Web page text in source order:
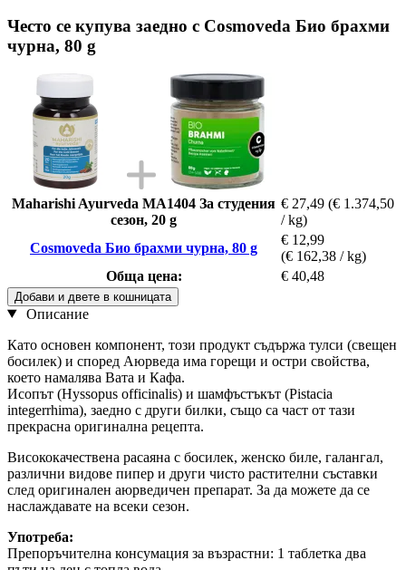
Често се купува заедно с Cosmoveda Био брахми
чурна, 80 g
Maharishi Ayurveda MA1404 За студения
сезон, 20 g
€ 27,49 (€ 1.374,50
/ kg)
Cosmoveda Био брахми чурна, 80 g
€ 12,99
(€ 162,38 / kg)
Обща цена:
€ 40,48
Добави и двете в кошницата
Описание
Като основен компонент, този продукт съдържа тулси (свещен
босилек) и според Аюрведа има горещи и остри свойства,
което намалява Вата и Кафа.
Исопът (Hyssopus officinalis) и шамфъстъкът (Pistacia
integerrhima), заедно с други билки, също са част от тази
прекрасна оригинална рецепта.
Висококачествена расаяна с босилек, женско биле, галангал,
различни видове пипер и други чисто растителни съставки
след оригинален аюрведичен препарат. За да можете да се
наслаждавате на всеки сезон.
Употреба:
Препоръчителна консумация за възрастни: 1 таблетка два